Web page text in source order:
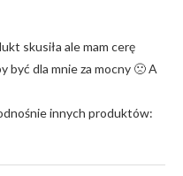
skusiła ale mam cerę
być dla mnie za mocny 🙁 A
innych produktów: